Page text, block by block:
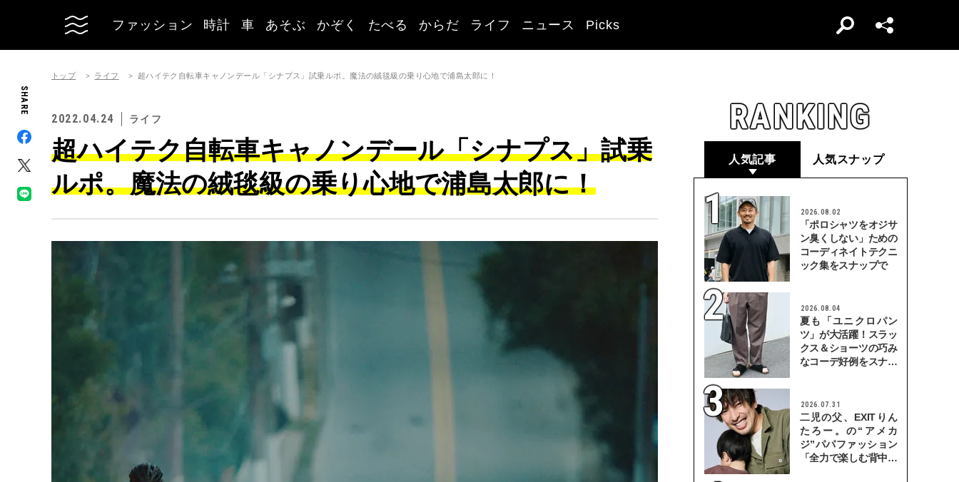
ファッション 時計 車 あそぶ かぞく たべる からだ ライフ ニュース Picks
SHARE
トップ ライフ 超ハイテク自転車キャノンデール「シナプス」試乗ルポ。魔法の絨毯級の乗り心地で浦島太郎に！
2022.04.24 ライフ
超ハイテク自転車キャノンデール「シナプス」試乗
ルポ。魔法の絨毯級の乗り心地で浦島太郎に！
RANKING
人気記事 人気スナップ
2026.08.02
「ポロシャツをオジサ
ン臭くしない」ための
コーディネイトテクニ
ック集をスナップで
2026.08.04
夏も「ユニクロパン
ツ」が大活躍！スラッ
クス＆ショーツの巧み
なコーデ好例をスナッ
2026.07.31
二児の父、EXITりん
たろー。の“アメカ
ジ”パパファッション
「全力で楽しむ背中を